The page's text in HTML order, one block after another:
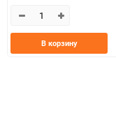
В корзину